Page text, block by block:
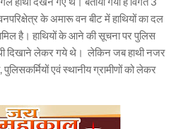
के अमारू वन बीट में हाथियों का दल
है। हाथियों के आने की सूचना पर पुलिस
दिखाने लेकर गये थे। लेकिन जब हाथी नजर
एवं स्थानीय ग्रामीणों को लेकर